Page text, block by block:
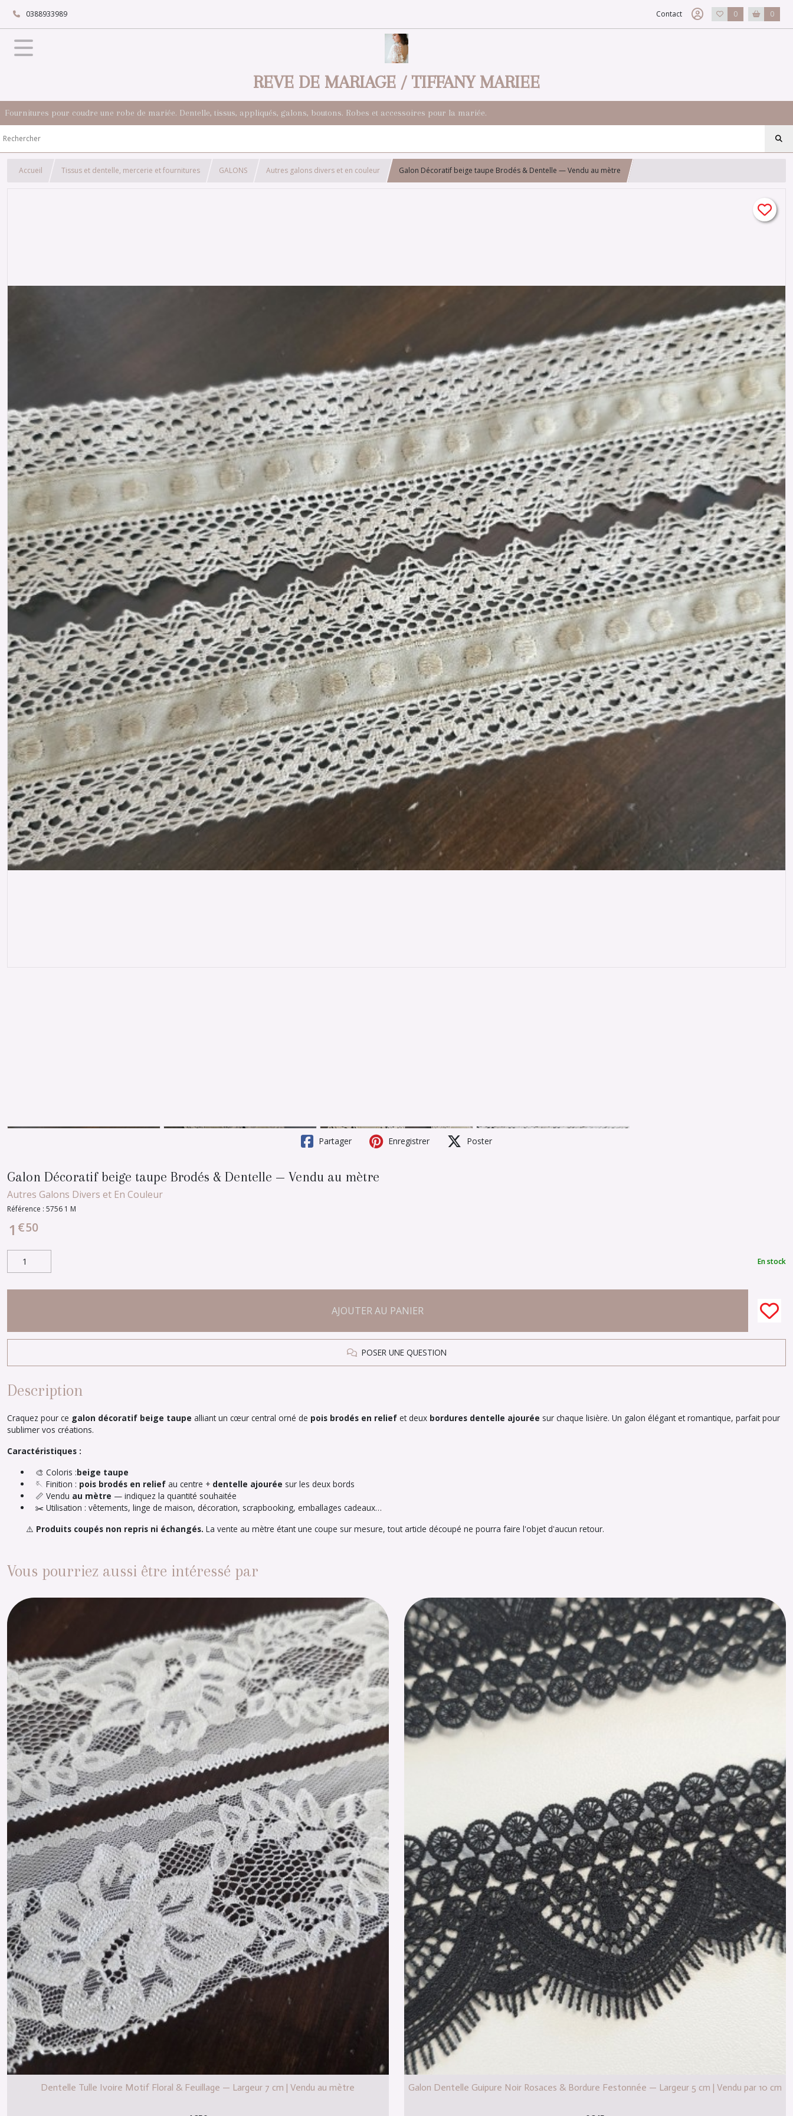
0388933989 Contact 0 0
REVE DE MARIAGE / TIFFANY MARIEE
Fournitures pour coudre une robe de mariée. Dentelle, tissus, appliqués, galons, boutons. Robes et accessoires pour la mariée.
Accueil Tissus et dentelle, mercerie et fournitures GALONS Autres galons divers et en couleur Galon Décoratif beige taupe Brodés & Dentelle — Vendu au mètre
Partager Enregistrer Poster
Galon Décoratif beige taupe Brodés & Dentelle — Vendu au mètre
Autres Galons Divers et En Couleur
Référence : 5756 1 M
1 €50
En stock
AJOUTER AU PANIER
POSER UNE QUESTION
Description
Craquez pour ce galon décoratif beige taupe alliant un cœur central orné de pois brodés en relief et deux bordures dentelle ajourée sur chaque lisière. Un galon élégant et romantique, parfait pour
sublimer vos créations.
Caractéristiques :
🎨 Coloris :beige taupe
🪡 Finition : pois brodés en relief au centre + dentelle ajourée sur les deux bords
📏 Vendu au mètre — indiquez la quantité souhaitée
✂️ Utilisation : vêtements, linge de maison, décoration, scrapbooking, emballages cadeaux…
⚠️ Produits coupés non repris ni échangés. La vente au mètre étant une coupe sur mesure, tout article découpé ne pourra faire l'objet d'aucun retour.
Vous pourriez aussi être intéressé par
Dentelle Tulle Ivoire Motif Floral & Feuillage — Largeur 7 cm | Vendu au mètre Galon Dentelle Guipure Noir Rosaces & Bordure Festonnée — Largeur 5 cm | Vendu par 10 cm